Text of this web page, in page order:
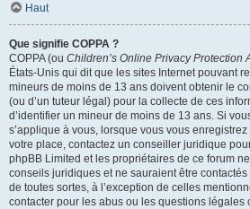
Haut
Que signifie COPPA ?
COPPA (ou Children’s Online Privacy Protection
États-Unis qui dit que les sites Internet pouvant
mineurs de moins de 13 ans doivent obtenir le
(ou d’un tuteur légal) pour la collecte de ces
d’identifier un mineur de moins de 13 ans. Si
s’applique à vous, lorsque vous vous
votre place, contactez un conseiller juridique
phpBB Limited et les propriétaires de ce forum
conseils juridiques et ne sauraient être
de toutes sortes, à l’exception de celles
contacter pour les abus ou les questions légales